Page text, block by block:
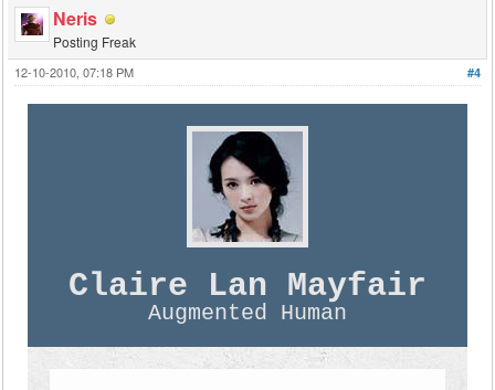
Neris
Posting Freak
#4
12-10-2010, 07:18 PM
Claire Lan Mayfair
Augmented Human